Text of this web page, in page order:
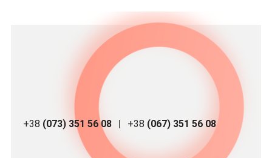
+38 (073) 351 56 08 +38 (067) 351 56 08